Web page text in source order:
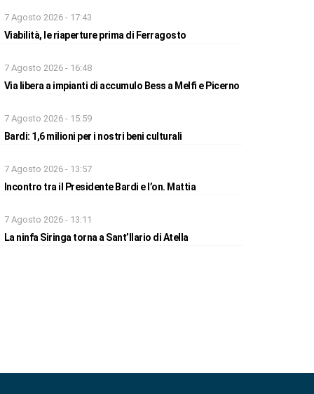
7 Agosto 2026 - 17:43
Viabilità, le riaperture prima di Ferragosto
7 Agosto 2026 - 16:48
Via libera a impianti di accumulo Bess a Melfi e Picerno
7 Agosto 2026 - 15:59
Bardi: 1,6 milioni per i nostri beni culturali
7 Agosto 2026 - 13:57
Incontro tra il Presidente Bardi e l’on. Mattia
7 Agosto 2026 - 13:11
La ninfa Siringa torna a Sant’Ilario di Atella